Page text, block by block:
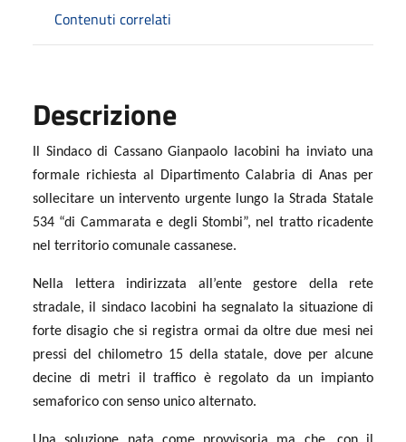
Contenuti correlati
Descrizione
Il Sindaco di Cassano Gianpaolo Iacobini ha inviato una
formale richiesta al Dipartimento Calabria di Anas per
sollecitare un intervento urgente lungo la Strada Statale
534 “di Cammarata e degli Stombi”, nel tratto ricadente
nel territorio comunale cassanese.
Nella lettera indirizzata all’ente gestore della rete
stradale, il sindaco Iacobini ha segnalato la situazione di
forte disagio che si registra ormai da oltre due mesi nei
pressi del chilometro 15 della statale, dove per alcune
decine di metri il traffico è regolato da un impianto
semaforico con senso unico alternato.